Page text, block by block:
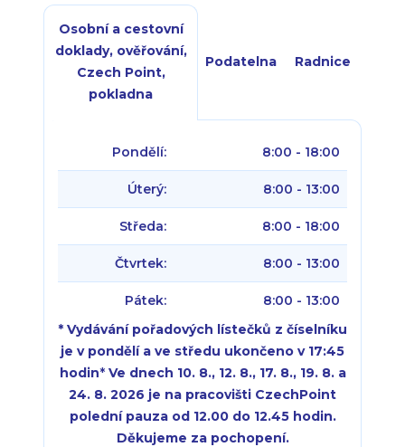
Osobní a cestovní
doklady, ověřování,
Czech Point,
pokladna
Podatelna Radnice
Pondělí: 8:00 - 18:00
Úterý: 8:00 - 13:00
Středa: 8:00 - 18:00
Čtvrtek: 8:00 - 13:00
Pátek:
8:00 - 13:00
* Vydávání pořadových lístečků z číselníku
je v pondělí a ve středu ukončeno v 17:45
hodin* Ve dnech 10. 8., 12. 8., 17. 8., 19. 8. a
24. 8. 2026 je na pracovišti CzechPoint
polední pauza od 12.00 do 12.45 hodin.
Děkujeme za pochopení.